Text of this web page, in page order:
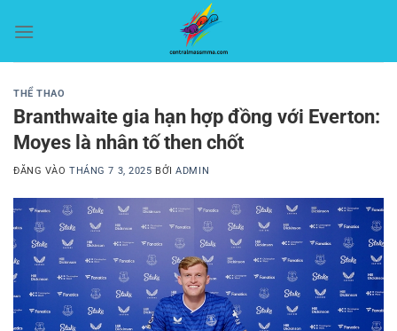
qua
THỂ THAO
Branthwaite gia hạn hợp đồng với Everton:
Moyes là nhân tố then chốt
ĐĂNG VÀOTHÁNG 7 3, 2025 BỞIADMIN